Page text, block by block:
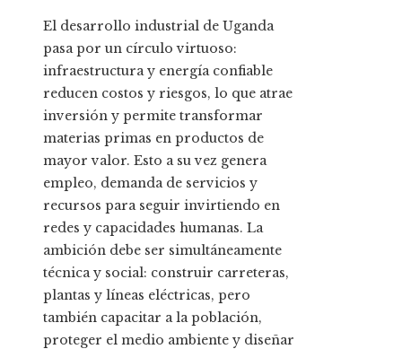
El desarrollo industrial de Uganda
pasa por un círculo virtuoso:
infraestructura y energía confiable
reducen costos y riesgos, lo que atrae
inversión y permite transformar
materias primas en productos de
mayor valor. Esto a su vez genera
empleo, demanda de servicios y
recursos para seguir invirtiendo en
redes y capacidades humanas. La
ambición debe ser simultáneamente
técnica y social: construir carreteras,
plantas y líneas eléctricas, pero
también capacitar a la población,
proteger el medio ambiente y diseñar